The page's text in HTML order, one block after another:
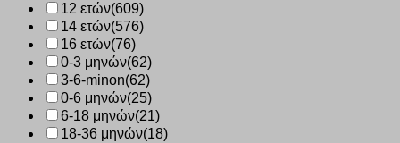
12 ετών(609)
14 ετών(576)
16 ετών(76)
0-3 μηνών(62)
3-6-minon(62)
0-6 μηνών(25)
6-18 μηνών(21)
18-36 μηνών(18)